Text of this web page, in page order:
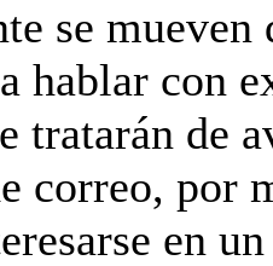
se
hablar con
tratarán de
correo, por
en